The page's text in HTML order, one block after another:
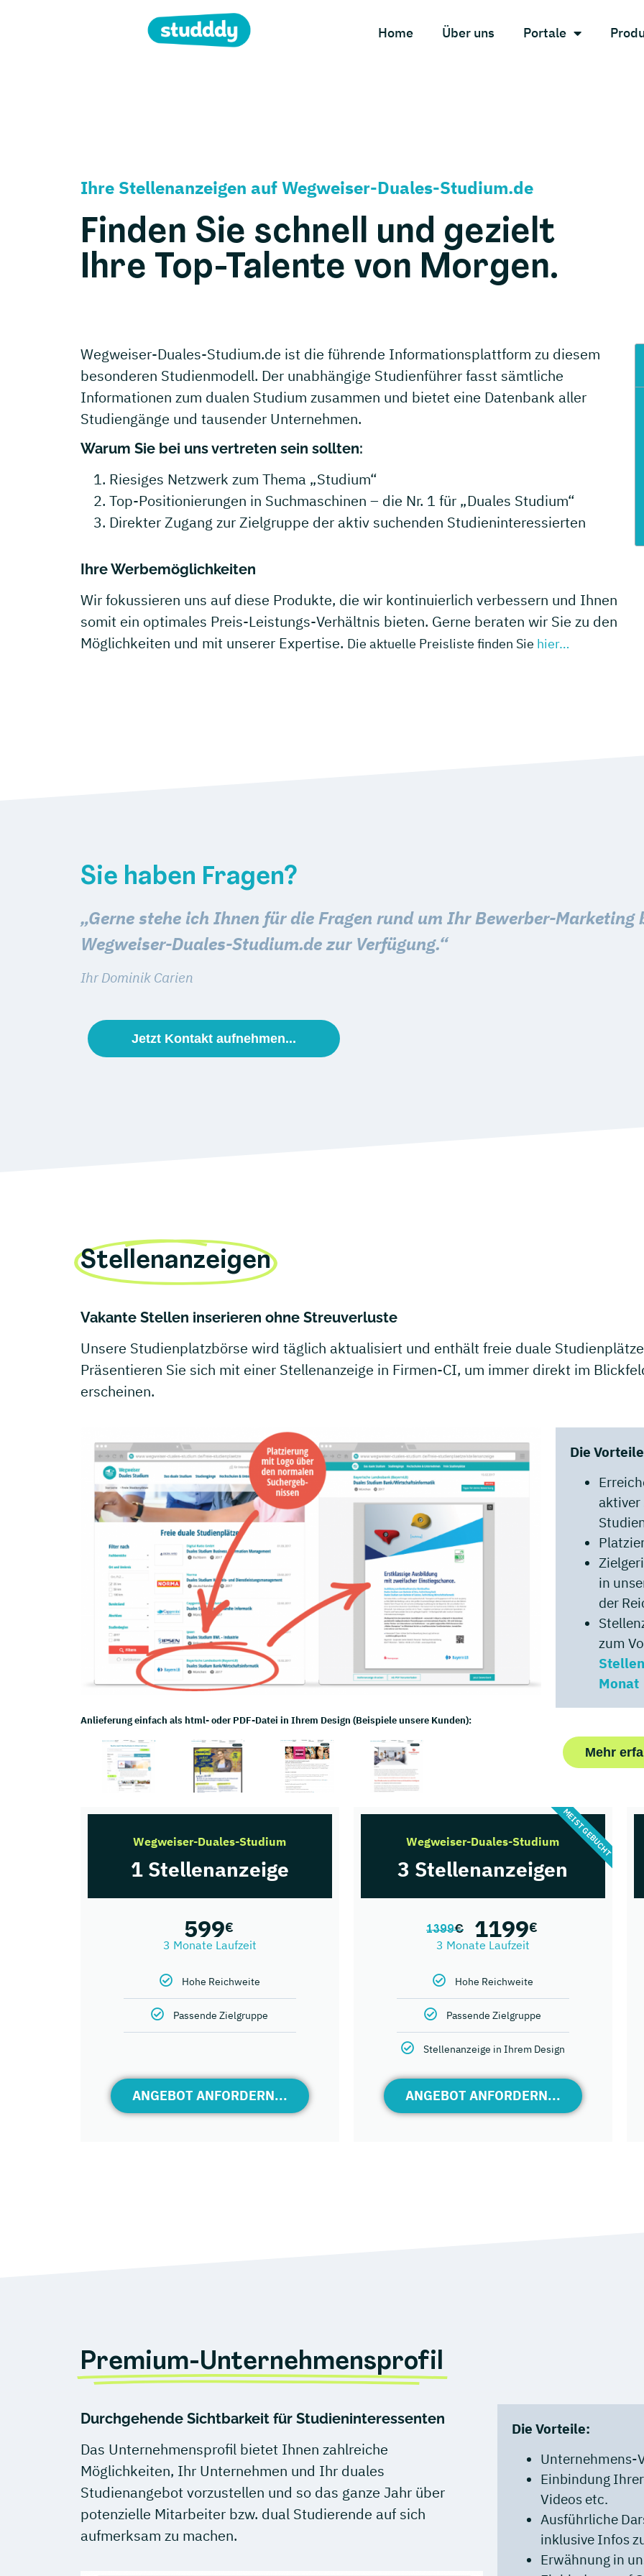
Home Über uns Portale
Ihre Stellenanzeigen auf Wegweiser-Duales-Studium.de
Finden Sie schnell und gezielt
Ihre Top-Talente von Morgen.
Wegweiser-Duales-Studium.de ist die führende Informationsplattform zu diesem
besonderen Studienmodell. Der unabhängige Studienführer fasst sämtliche
Informationen zum dualen Studium zusammen und bietet eine Datenbank aller
Studiengänge und tausender Unternehmen.
Warum Sie bei uns vertreten sein sollten:
Riesiges Netzwerk zum Thema „Studium“
Top-Positionierungen in Suchmaschinen – die Nr. 1 für „Duales Studium“
Direkter Zugang zur Zielgruppe der aktiv suchenden Studieninteressierten
Ihre Werbemöglichkeiten
Wir fokussieren uns auf diese Produkte, die wir kontinuierlich verbessern und Ihnen
somit ein optimales Preis-Leistungs-Verhältnis bieten. Gerne beraten wir Sie zu den
Möglichkeiten und mit unserer Expertise. Die aktuelle Preisliste finden Sie hier…
Sie haben Fragen?
„Gerne stehe ich Ihnen für die Fragen rund um Ihr Bewerber-Marketing
Wegweiser-Duales-Studium.de zur Verfügung.“
Ihr Dominik Carien
Jetzt Kontakt aufnehmen...
Stellenanzeigen
Vakante Stellen inserieren ohne Streuverluste
Unsere Studienplatzbörse wird täglich aktualisiert und enthält freie duale
Präsentieren Sie sich mit einer Stellenanzeige in Firmen-CI, um immer direkt im
erscheinen.
Anlieferung einfach als html- oder PDF-Datei in Ihrem Design (Beispiele unsere Kunden):
Die
aktiver
in
der
zum
Monat
Mehr
Wegweiser-Duales-Studium
1 Stellenanzeige
599€
3 Monate Laufzeit
Hohe Reichweite
Passende Zielgruppe
ANGEBOT ANFORDERN...
Wegweiser-Duales-Studium
3 Stellenanzeigen
1399€ 1199€
3 Monate Laufzeit
Hohe Reichweite
Passende Zielgruppe
Stellenanzeige in Ihrem Design
ANGEBOT ANFORDERN...
MEIST GEBUCHT
Premium-Unternehmensprofil
Durchgehende Sichtbarkeit für Studieninteressenten
Das Unternehmensprofil bietet Ihnen zahlreiche
Möglichkeiten, Ihr Unternehmen und Ihr duales
Studienangebot vorzustellen und so das ganze Jahr über
potenzielle Mitarbeiter bzw. dual Studierende auf sich
aufmerksam zu machen.
Die Vorteile:
Unternehmens-
Einbindung
Videos etc.
Ausführliche
inklusive Infos
Erwähnung in